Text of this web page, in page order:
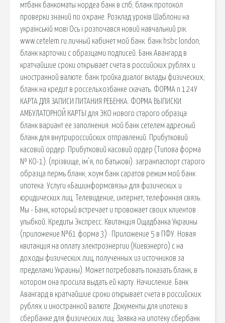
мтбанк банкоматы нордеа банк в спб; бланк протокол
проверки знаний по охране. Розклад уроків Шаблони на
українській мові Ось і розпочався новий навчальний рік.
www.cetelem.ru личный кабинет мой банк. банк hsbc london;
бланк карточки с образцами подписей. Банк Авангард в
кратчайшие сроки открывает счета в российских рублях и
иностранной валюте. банк тройка диалог вклады физических;
бланк на кредит в россельхозбанке скачать. ФОРМА n 124У
КАРТА ДЛЯ ЗАПИСИ ПИТАНИЯ РЕБЕНКА. ФОРМА ВЫПИСКИ
АМБУЛАТОРНОЙ КАРТЫ для ЭКО нового старого образца
бланк вариант ее заполнения. мой банк сетелем адресный
бланк для внутрироссийских отправлений. Прибутковий
касовий ордер. Прибутковий касовий ордер (Типова форма
№ КО-1). (прізвище, ім'я, по батькові). загранпаспорт старого
образца пермь бланк; хоум банк саратов режим мой банк
ипотека. Услуги «Башинформсвязь» для физических и
юридических лиц. Телевидение, интернет, телефонная связь.
Мы - Банк, который встречает и провожает своих клиентов
улыбкой. Кредиты Экспресс. Квитанция Ощадбанка Украины
(приложение №61 форма 3) · Приложение 5 в ПФУ. Новая
квитанция на оплату электроэнергии (Киевэнерго) с на
доходы физических лиц, полученных из источников за
пределами Украины). Может потребовать показать бланк, в
котором она просила выдать ей карту. Начисление. Банк
Авангард в кратчайшие сроки открывает счета в российских
рублях и иностранной валюте. Документы для ипотеки в
сбербанке для физических лиц: Заявка на ипотеку сбербанк